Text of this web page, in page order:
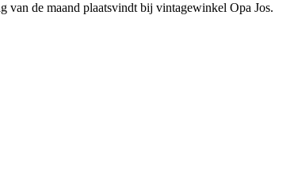
van de maand plaatsvindt bij vintagewinkel Opa Jos.